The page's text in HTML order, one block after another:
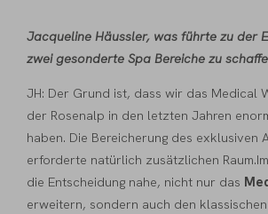
Jacqueline Häussler, was führte zu der
zwei gesonderte Spa Bereiche zu
JH: Der Grund ist, dass wir das Medical
der Rosenalp in den letzten Jahren
haben. Die Bereicherung des exklusiven
erforderte natürlich zusätzlichen
die Entscheidung nahe, nicht nur das
erweitern, sondern auch den klassischen